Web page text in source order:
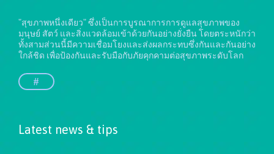
"สุขภาพหนึ่งเดียว" ซึ่งเป็นการบูรณาการการดูแลสุขภาพของ
มนุษย์ สัตว์ และสิ่งแวดล้อมเข้าด้วยกันอย่างยั่งยืนโดยตระหนักว่า
ทั้งสามส่วนนี้มีความเชื่อมโยงและส่งผลกระทบซึ่งกันและกันอย่าง
ใกล้ชิด เพื่อป้องกันและรับมือกับภัยคุกคามต่อสุขภาพระดับโลก
#
Latest news & tips